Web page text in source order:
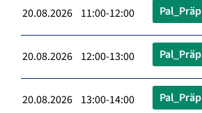
20.08.2026 11:00-12:00 Pal_Präp
20.08.2026 12:00-13:00 Pal_Präp
20.08.2026 13:00-14:00 Pal_Präp